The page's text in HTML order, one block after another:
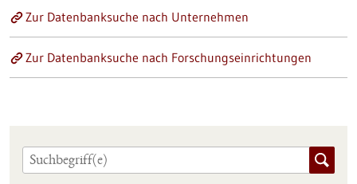
Zur Datenbanksuche nach Unternehmen
Zur Datenbanksuche nach Forschungseinrichtungen